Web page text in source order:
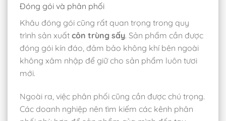
Đóng gói và phân phối
Khâu đóng gói cũng rất quan trọng trong quy
trình sản xuất côn trùng sấy. Sản phẩm cần được
đóng gói kín đáo, đảm bảo không khí bên ngoài
không xâm nhập để giữ cho sản phẩm luôn tươi
mới.
Ngoài ra, việc phân phối cũng cần được chú trọng.
Các doanh nghiệp nên tìm kiếm các kênh phân